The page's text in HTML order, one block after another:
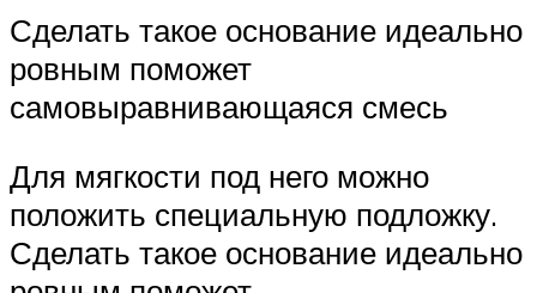
Сделать такое основание идеально
ровным поможет
самовыравнивающаяся смесь
Для мягкости под него можно
положить специальную подложку.
Сделать такое основание идеально